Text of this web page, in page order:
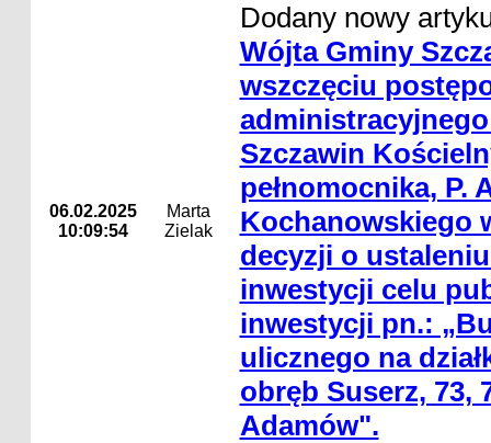
06.02.2025
10:09:54
Marta
Zielak
Dodany nowy
Wójta Gminy
wszczęciu
Szczawin
pełnomocnika, P.
Kochanowskiego
decyzji o
inwestycji celu
inwestycji pn.:
ulicznego na
obręb Suserz, 73,
Adamów".